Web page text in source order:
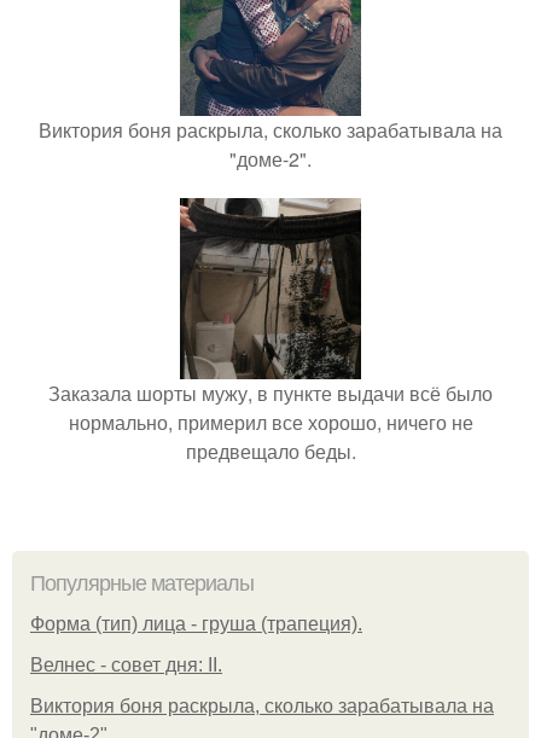
Виктория боня раскрыла, сколько зарабатывала на
"доме-2".
Заказала шорты мужу, в пункте выдачи всё было
нормально, примерил все хорошо, ничего не
предвещало беды.
Популярные материалы
Форма (тип) лица - груша (трапеция).
Велнес - совет дня: II.
Виктория боня раскрыла, сколько зарабатывала на